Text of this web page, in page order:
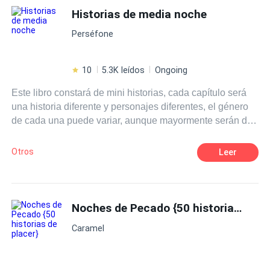
tu coño y tu polla palpiten de deseo. Bienvenido a
sin límites, estas historias no se guardan nada. Si buscas
romances ardientes, llenos de pasión intensa,
profundidad emocional y temas para adultos sin
Historias de media noche
Perséfone
10 5.3K leídos Ongoing
Este libro constará de mini historias, cada capítulo será
una historia diferente y personajes diferentes, el género
de cada una puede variar, aunque mayormente serán de
Otros Leer
Noches de Pecado {50 historias de placer}
Caramel